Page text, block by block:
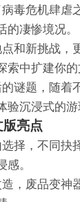
毒危机肆虐
凄惨境况。
和新挑战，
中扩建你的
谜题，随着
沉浸式的游
亮点
择，不同抉
。
，废品变神